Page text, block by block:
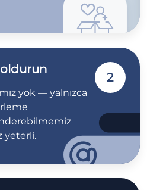
yok — yalnızca
yeterli.
2